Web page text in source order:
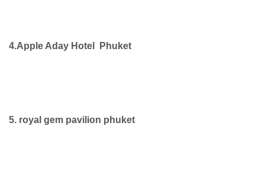
4.Apple Aday Hotel Phuket
5. royal gem pavilion phuket